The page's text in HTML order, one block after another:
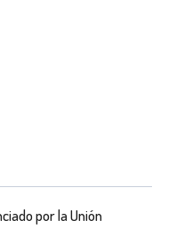
por la Unión